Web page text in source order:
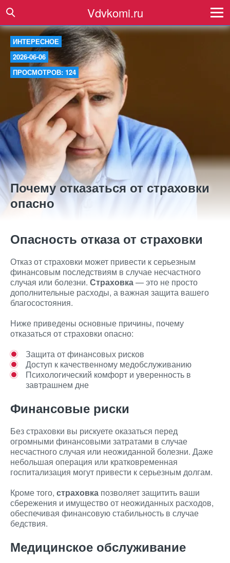
Vdvkomi.ru
ИНТЕРЕСНОЕ
2026-06-06
ПРОСМОТРОВ: 124
Почему отказаться от страховки
опасно
Опасность отказа от страховки
Отказ от страховки может привести к серьезным
финансовым последствиям в случае несчастного
случая или болезни. Страховка— это не просто
дополнительные расходы, а важная защита вашего
благосостояния.
Ниже приведены основные причины, почему
отказаться от страховки опасно:
Защита от финансовых рисков
Доступ к качественному медобслуживанию
Психологический комфорт и уверенность в
завтрашнем дне
Финансовые риски
Без страховки вы рискуете оказаться перед
огромными финансовыми затратами в случае
несчастного случая или неожиданной болезни. Даже
небольшая операция или кратковременная
госпитализация могут привести к серьезным долгам.
Кроме того, страховка позволяет защитить ваши
сбережения и имущество от неожиданных расходов,
обеспечивая финансовую стабильность в случае
бедствия.
Медицинское обслуживание